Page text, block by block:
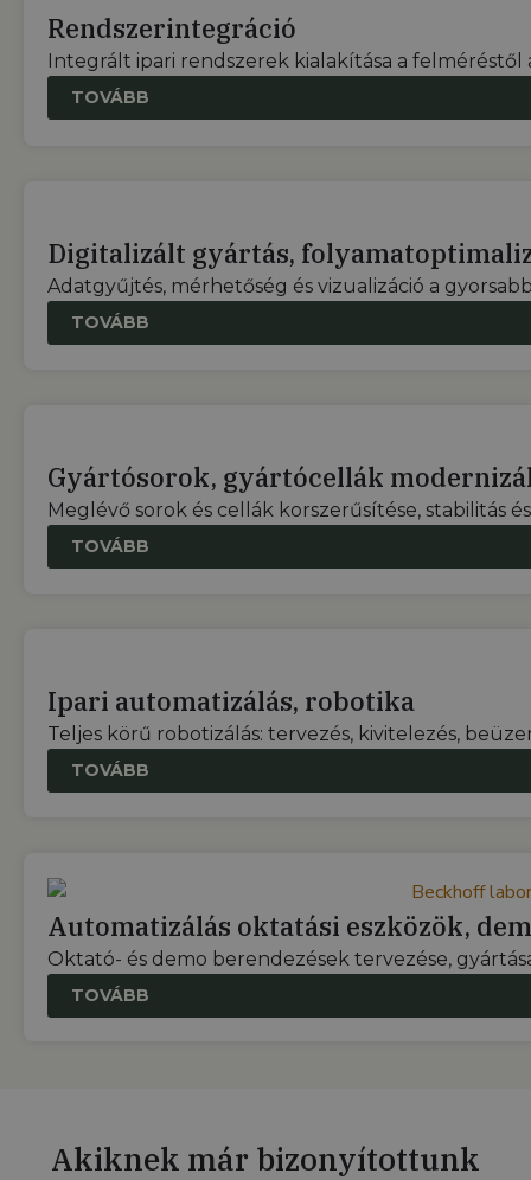
Rendszerintegráció
Integrált ipari rendszerek kialakítása a felméréstől
TOVÁBB
Digitalizált gyártás,
Adatgyűjtés, mérhetőség és vizualizáció a
TOVÁBB
Gyártósorok, gyártócellák
Meglévő sorok és cellák korszerűsítése, stabilitás
TOVÁBB
Ipari automatizálás, robotika
Teljes körű robotizálás: tervezés, kivitelezés,
TOVÁBB
Automatizálás oktatási eszközök,
Oktató- és demo berendezések tervezése,
TOVÁBB
Akiknek már bizonyítottunk